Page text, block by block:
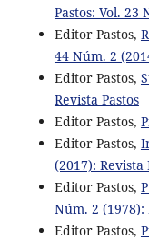
Pastos: Vol. 23
Editor Pastos,
44 Núm. 2
Editor Pastos,
Revista Pastos
Editor Pastos,
Editor Pastos,
(2017): Revista
Editor Pastos,
Núm. 2 (1978):
Editor Pastos,